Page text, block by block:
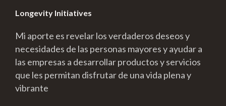
Longevity Initiatives
Mi aporte es revelar los verdaderos deseos y
necesidades de las personas mayores y ayudar a
las empresas a desarrollar productos y servicios
que les permitan disfrutar de una vida plena y
vibrante